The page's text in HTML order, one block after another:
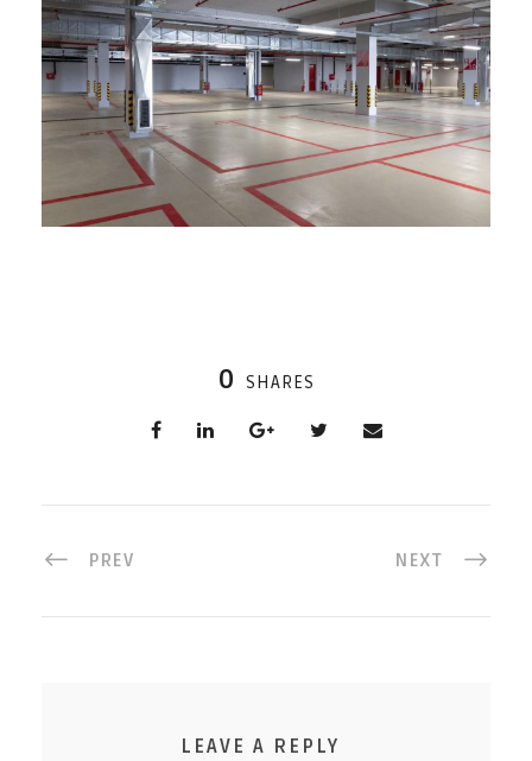
0 SHARES
PREV NEXT
LEAVE A REPLY